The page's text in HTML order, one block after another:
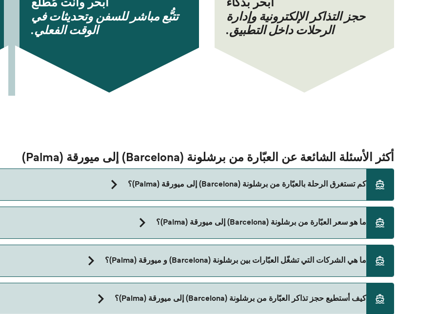
أبحر بذكاء
حجز التذاكر الإلكترونية وإدارة
الرحلات داخل التطبيق.
أبحر وأنت مُطّلع
تتبُّع مباشر للسفن وتحديثات في
الوقت الفعلي.
أكثر الأسئلة الشائعة عن العبّارة من برشلونة (Barcelona) إلى ميورقة (Palma)
كم تستغرق الرحلة بالعبّارة من برشلونة (Barcelona) إلى ميورقة (Palma)؟
باستخدام Direct Ferries Deal Finder.
ما هو سعر العبّارة من برشلونة (Barcelona) إلى ميورقة (Palma)؟
ما هي الشركات التي تشغّل العبّارات بين برشلونة (Barcelona) و ميورقة (Palma)؟
كيف أستطيع حجز تذاكر العبّارة من برشلونة (Barcelona) إلى ميورقة (Palma)؟